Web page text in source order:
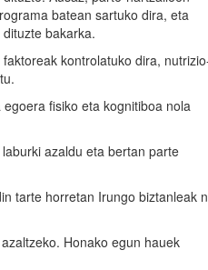
batean sartuko dira, eta
bakarka.
kontrolatuko dira,
fisiko eta kognitiboa nola
azaldu eta bertan parte
tarte horretan Irungo biztanleak
Honako egun hauek